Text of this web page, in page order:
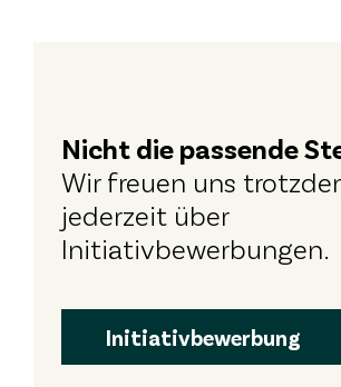
Nicht die passende
Wir freuen uns
jederzeit über
Initiativbewerbungen.
Initiativbewerbung